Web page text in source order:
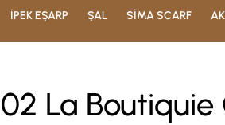
İPEK EŞARP ŞAL SİMA SCARF
02 La